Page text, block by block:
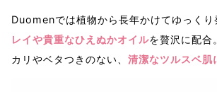
Duomenでは植物から長年かけてゆっくり
レイや貴重なひえぬかオイルを贅沢に配合
カリやベタつきのない、 清潔なツルスベ肌